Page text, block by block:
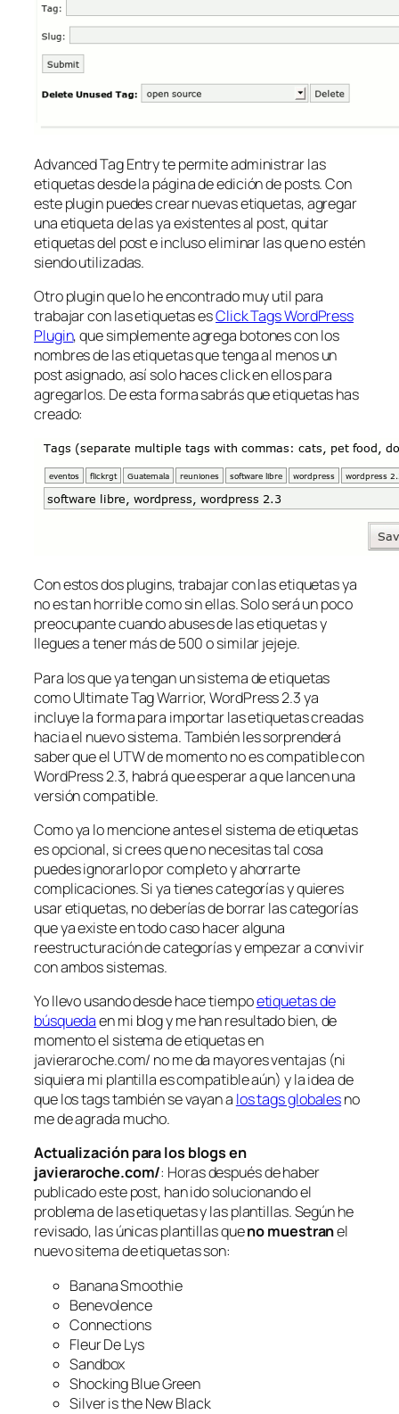
Advanced Tag Entry te permite administrar las
etiquetas desde la página de edición de posts. Con
este plugin puedes crear nuevas etiquetas, agregar
una etiqueta de las ya existentes al post, quitar
etiquetas del post e incluso eliminar las que no estén
siendo utilizadas.
Otro plugin que lo he encontrado muy util para
trabajar con las etiquetas esClick Tags WordPress
Plugin, que simplemente agrega botones con los
nombres de las etiquetas que tenga al menos un
post asignado, así solo haces click en ellos para
agregarlos. De esta forma sabrás que etiquetas has
creado:
Con estos dos plugins, trabajar con las etiquetas ya
no es tan horrible como sin ellas. Solo será un poco
preocupante cuando abuses de las etiquetas y
llegues a tener más de 500 o similar jejeje.
Para los que ya tengan un sistema de etiquetas
como Ultimate Tag Warrior, WordPress 2.3 ya
incluye la forma para importar las etiquetas creadas
hacia el nuevo sistema. También les sorprenderá
saber que el UTW de momento no es compatible con
WordPress 2.3, habrá que esperar a que lancen una
versión compatible.
Como ya lo mencione antes el sistema de etiquetas
es opcional, si crees que no necesitas tal cosa
puedes ignorarlo por completo y ahorrarte
complicaciones. Si ya tienes categorías y quieres
usar etiquetas, no deberías de borrar las categorías
que ya existe en todo caso hacer alguna
reestructuración de categorías y empezar a convivir
con ambos sistemas.
Yo llevo usando desde hace tiempoetiquetas de
búsquedaen mi blog y me han resultado bien, de
momento el sistema de etiquetas en
javieraroche.com/ no me da mayores ventajas (ni
siquiera mi plantilla es compatible aún) y la idea de
que los tags también se vayan a los tags globalesno
me de agrada mucho.
Actualización para los blogs en
javieraroche.com/: Horas después de haber
publicado este post, han ido solucionando el
problema de las etiquetas y las plantillas. Según he
revisado, las únicas plantillas queno muestranel
nuevo sitema de etiquetas son:
Banana Smoothie
Benevolence
Connections
Fleur De Lys
Sandbox
Shocking Blue Green
Silver is the New Black